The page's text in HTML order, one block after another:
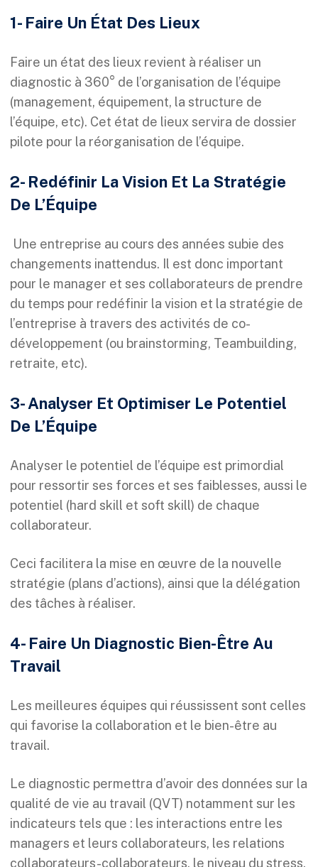
1- Faire Un État Des Lieux
Faire un état des lieux revient à réaliser un
diagnostic à 360° de l’organisation de l’équipe
(management, équipement, la structure de
l’équipe, etc). Cet état de lieux servira de dossier
pilote pour la réorganisation de l’équipe.
2- Redéfinir La Vision Et La Stratégie
De L’Équipe
Une entreprise au cours des années subie des
changements inattendus. Il est donc important
pour le manager et ses collaborateurs de prendre
du temps pour redéfinir la vision et la stratégie de
l’entreprise à travers des activités de co-
développement (ou brainstorming, Teambuilding,
retraite, etc).
3- Analyser Et Optimiser Le Potentiel
De L’Équipe
Analyser le potentiel de l’équipe est primordial
pour ressortir ses forces et ses faiblesses, aussi le
potentiel (hard skill et soft skill) de chaque
collaborateur.
Ceci facilitera la mise en œuvre de la nouvelle
stratégie (plans d’actions), ainsi que la délégation
des tâches à réaliser.
4- Faire Un Diagnostic Bien-Être Au
Travail
Les meilleures équipes qui réussissent sont celles
qui favorise la collaboration et le bien-être au
travail.
Le diagnostic permettra d’avoir des données sur la
qualité de vie au travail (QVT) notamment sur les
indicateurs tels que : les interactions entre les
managers et leurs collaborateurs, les relations
collaborateurs-collaborateurs, le niveau du stress,